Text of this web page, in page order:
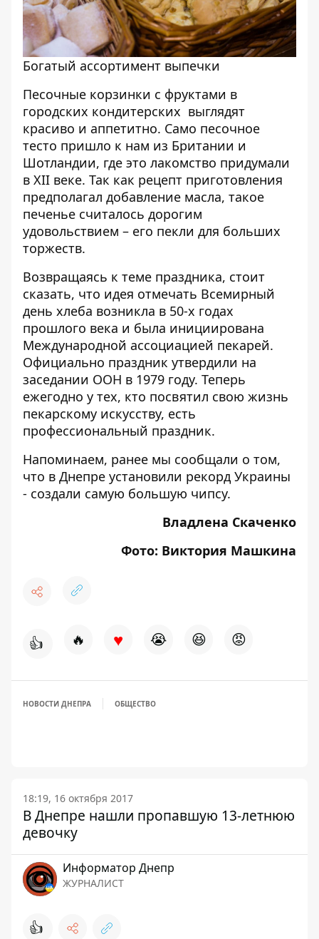
Богатый ассортимент выпечки
Песочные корзинки с фруктами в
городских кондитерских выглядят
красиво и аппетитно. Само песочное
тесто пришло к нам из Британии и
Шотландии, где это лакомство придумали
в ХІІ веке. Так как рецепт приготовления
предполагал добавление масла, такое
печенье считалось дорогим
удовольствием – его пекли для больших
торжеств.
Возвращаясь к теме праздника, стоит
сказать, что идея отмечать Всемирный
день хлеба возникла в 50-х годах
прошлого века и была инициирована
Международной ассоциацией пекарей.
Официально праздник утвердили на
заседании ООН в 1979 году. Теперь
ежегодно у тех, кто посвятил свою жизнь
пекарскому искусству, есть
профессиональный праздник.
Напоминаем, ранее мы сообщали о том,
что в Днепре установили рекорд Украины
- создали самую большую чипсу.
Владлена Скаченко
Фото: Виктория Машкина
👍 🔥 ♥ 😭 😆 😡
НОВОСТИ ДНЕПРА ОБЩЕСТВО
18:19, 16 октября 2017
В Днепре нашли пропавшую 13-летнюю
девочку
Информатор Днепр
ЖУРНАЛИСТ
👍